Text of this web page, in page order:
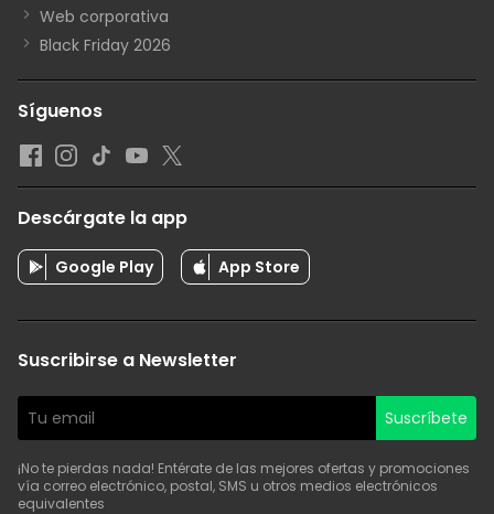
Web corporativa
Black Friday 2026
Síguenos
Descárgate la app
Google Play App Store
Suscribirse a Newsletter
Suscríbete
¡No te pierdas nada! Entérate de las mejores ofertas y promociones
vía correo electrónico, postal, SMS u otros medios electrónicos
equivalentes